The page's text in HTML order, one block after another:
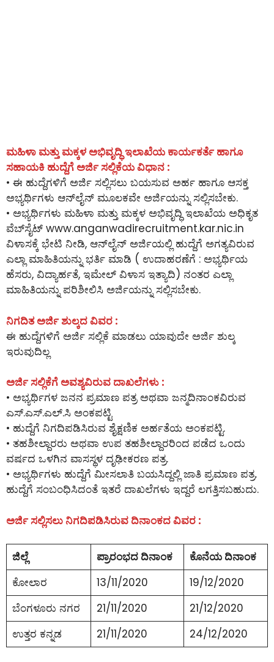
ಮಹಿಳಾ ಮತ್ತು ಮಕ್ಕಳ ಅಭಿವೃದ್ಧಿ ಇಲಾಖೆಯ ಕಾರ್ಯಕರ್ತೆ ಹಾಗೂ
ಸಹಾಯಕಿ ಹುದ್ದೆಗೆ ಅರ್ಜಿ ಸಲ್ಲಿಕೆಯ ವಿಧಾನ :
• ಈ ಹುದ್ದೆಗಳಿಗೆ ಅರ್ಜಿ ಸಲ್ಲಿಸಲು ಬಯಸುವ ಅರ್ಹ ಹಾಗೂ ಆಸಕ್ತ
ಅಭ್ಯರ್ಥಿಗಳು ಆನ್‌ಲೈನ್‌ ಮೂಲಕವೇ ಅರ್ಜಿಯನ್ನು ಸಲ್ಲಿಸಬೇಕು.
• ಅಭ್ಯರ್ಥಿಗಳು ಮಹಿಳಾ ಮತ್ತು ಮಕ್ಕಳ ಅಭಿವೃದ್ಧಿ ಇಲಾಖೆಯ ಅಧಿಕೃತ
ವೆಬ್‌ಸೈಟ್ www.anganwadirecruitment.kar.nic.in
ವಿಳಾಸಕ್ಕೆ ಭೇಟಿ ನೀಡಿ, ಆನ್‌ಲೈನ್‌ ಅರ್ಜಿಯಲ್ಲಿ ಹುದ್ದೆಗೆ ಅಗತ್ಯವಿರುವ
ಎಲ್ಲಾ ಮಾಹಿತಿಯನ್ನು ಭರ್ತಿ ಮಾಡಿ ( ಉದಾಹರಣೆಗೆ : ಅಭ್ಯರ್ಥಿಯ
ಹೆಸರು, ವಿದ್ಯಾರ್ಹತೆ, ಇಮೇಲ್ ವಿಳಾಸ ಇತ್ಯಾದಿ) ನಂತರ ಎಲ್ಲಾ
ಮಾಹಿತಿಯನ್ನು ಪರಿಶೀಲಿಸಿ ಅರ್ಜಿಯನ್ನು ಸಲ್ಲಿಸಬೇಕು.
ನಿಗದಿತ ಅರ್ಜಿ ಶುಲ್ಕದ ವಿವರ :
ಈ ಹುದ್ದೆಗಳಿಗೆ ಅರ್ಜಿ ಸಲ್ಲಿಕೆ ಮಾಡಲು ಯಾವುದೇ ಅರ್ಜಿ ಶುಲ್ಕ
ಇರುವುದಿಲ್ಲ
ಅರ್ಜಿ ಸಲ್ಲಿಕೆಗೆ ಅವಶ್ಯವಿರುವ ದಾಖಲೆಗಳು :
• ಅಭ್ಯರ್ಥಿಗಳ ಜನನ ಪ್ರಮಾಣ ಪತ್ರ ಅಥವಾ ಜನ್ಮದಿನಾಂಕವಿರುವ
ಎಸ್.ಎಸ್.ಎಲ್.ಸಿ ಅಂಕಪಟ್ಟಿ
• ಹುದ್ದೆಗೆ ನಿಗದಿಪಡಿಸಿರುವ ಶೈಕ್ಷಣಿಕ ಅರ್ಹತೆಯ ಅಂಕಪಟ್ಟಿ.
• ತಹಶೀಲ್ದಾರರು ಅಥವಾ ಉಪ ತಹಶೀಲ್ದಾರರಿಂದ ಪಡೆದ ಒಂದು
ವರ್ಷದ ಒಳಗಿನ ವಾಸಸ್ಥಳ ದೃಢೀಕರಣ ಪತ್ರ.
• ಅಭ್ಯರ್ಥಿಗಳು ಹುದ್ದೆಗೆ ಮೀಸಲಾತಿ ಬಯಸಿದ್ದಲ್ಲಿ ಜಾತಿ ಪ್ರಮಾಣ ಪತ್ರ.
ಹುದ್ದೆಗೆ ಸಂಬಂಧಿಸಿದಂತೆ ಇತರೆ ದಾಖಲೆಗಳು ಇದ್ದರೆ ಲಗತ್ತಿಸಬಹುದು.
ಅರ್ಜಿ ಸಲ್ಲಿಸಲು ನಿಗದಿಪಡಿಸಿರುವ ದಿನಾಂಕದ ವಿವರ :
ಜಿಲ್ಲೆ ಪ್ರಾರಂಭದ ದಿನಾಂಕ
ಕೊನೆಯ ದಿನಾಂಕ
ಕೋಲಾರ
13/11/2020
19/12/2020
ಬೆಂಗಳೂರು ನಗರ
21/11/2020
21/12/2020
ಉತ್ತರ ಕನ್ನಡ
21/11/2020 24/12/2020